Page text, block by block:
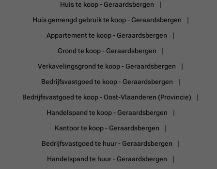
Huis te koop - Geraardsbergen
Huis gemengd gebruik te koop - Geraardsbergen
Appartement te koop - Geraardsbergen
Grond te koop - Geraardsbergen
Verkavelingsgrond te koop - Geraardsbergen
Bedrijfsvastgoed te koop - Geraardsbergen
Bedrijfsvastgoed te koop - Oost-Vlaanderen (Provincie)
Handelspand te koop - Geraardsbergen
Kantoor te koop - Geraardsbergen
Bedrijfsvastgoed te huur - Geraardsbergen
Handelspand te huur - Geraardsbergen